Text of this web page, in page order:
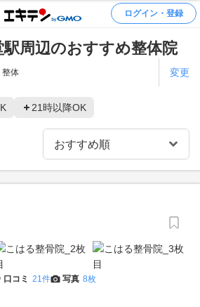
ログイン・登録
駅周辺のおすすめ整体院
整体 変更
21時以降OK
口コミ 21件 写真 8枚